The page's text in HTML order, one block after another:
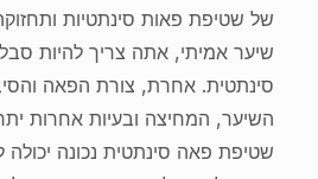
של שטיפת פאות סינתטיות
שיער אמיתי, אתה צריך להיות
סינתטית. אחרת, צורת הפאה
השיער, המחיצה ובעיות אחרות
שטיפת פאה סינתטית נכונה